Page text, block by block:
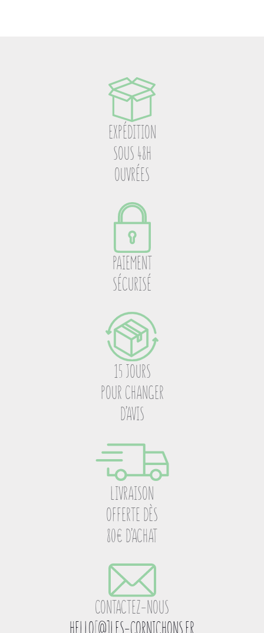
EXPÉDITION
SOUS 48H
OUVRÉES
PAIEMENT
SÉCURISÉ
15 JOURS
POUR CHANGER
D’AVIS
LIVRAISON
OFFERTE DÈS
80€ D’ACHAT
CONTACTEZ-NOUS